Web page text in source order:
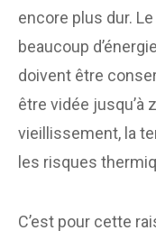
encore plus dur.
beaucoup
doivent être
être vidée jusqu’à
vieillissement, la
les risques
C’est pour cette